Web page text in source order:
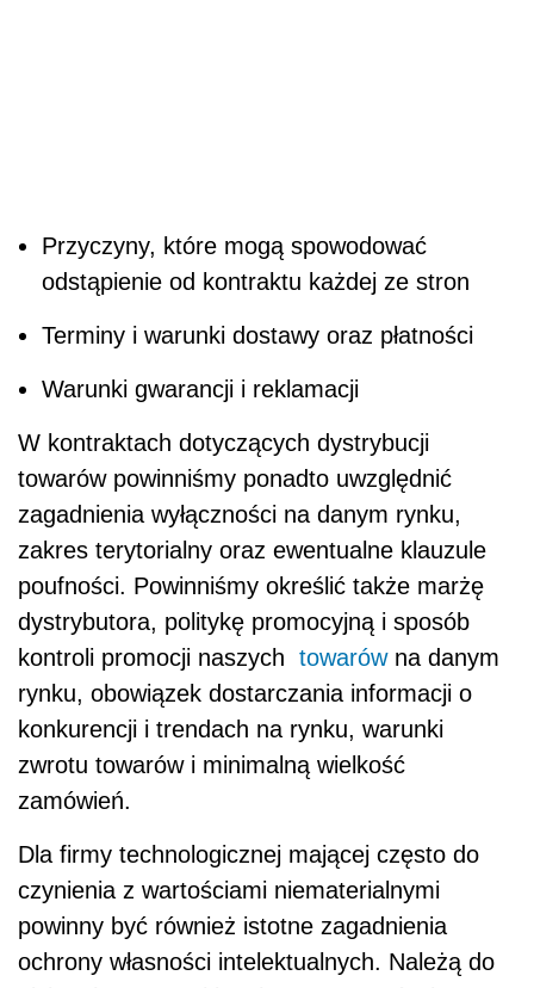
Przyczyny, które mogą spowodować
odstąpienie od kontraktu każdej ze stron
Terminy i warunki dostawy oraz płatności
Warunki gwarancji i reklamacji
W kontraktach dotyczących dystrybucji
towarów powinniśmy ponadto uwzględnić
zagadnienia wyłączności na danym rynku,
zakres terytorialny oraz ewentualne klauzule
poufności. Powinniśmy określić także marżę
dystrybutora, politykę promocyjną i sposób
kontroli promocji naszych towarówna danym
rynku, obowiązek dostarczania informacji o
konkurencji i trendach na rynku, warunki
zwrotu towarów i minimalną wielkość
zamówień.
Dla firmy technologicznej mającej często do
czynienia z wartościami niematerialnymi
powinny być również istotne zagadnienia
ochrony własności intelektualnych. Należą do